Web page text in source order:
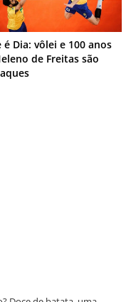
é Dia: vôlei e 100 anos
de Freitas são